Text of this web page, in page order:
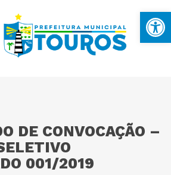
DE CONVOCAÇÃO –
001/2019